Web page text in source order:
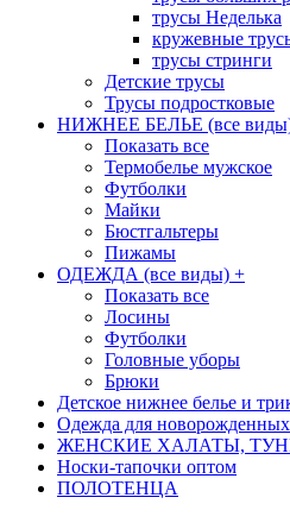
трусы Неделька
кружевные
трусы стринги
Детские трусы
Трусы подростковые
НИЖНЕЕ БЕЛЬЕ (все
Показать все
Термобелье мужское
Футболки
Майки
Бюстгальтеры
Пижамы
ОДЕЖДА (все виды) +
Показать все
Лосины
Футболки
Головные уборы
Брюки
Детское нижнее белье и
Одежда для новорожденных
ЖЕНСКИЕ ХАЛАТЫ,
Носки-тапочки оптом
ПОЛОТЕНЦА